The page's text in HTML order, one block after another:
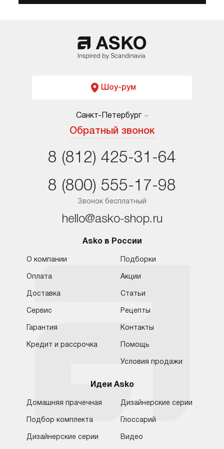
Санкт-Петербург
Москва
Шоу-рум
Санкт-Петербург
Обратный звонок
Москва
Ростов-на-Дону
8 (812) 425-31-64
Звонок бесплатный
8 (800) 555-17-98
hello@asko-shop.ru
Asko в России
О компании
Оплата
Доставка
Сервис
Гарантия
Кредит и рассрочка
Подборки
Акции
Статьи
Рецепты
Контакты
Помощь
Условия продажи
Идеи Asko
Домашняя прачечная
Подбор комплекта
Дизайнерские серии
Дизайнерские серии
Глоссарий
Видео